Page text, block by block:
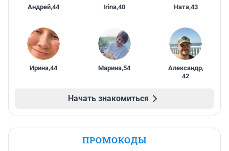
Андрей,44 Irina,40 Ната,43
Ирина,44 Марина,54 Александр,
42
Начать знакомиться
ПРОМОКОДЫ